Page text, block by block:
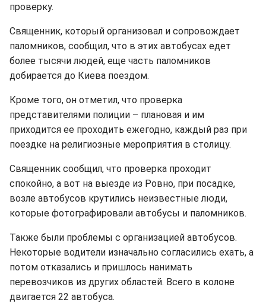
проверку.
Священник, который организовал и сопровождает
паломников, сообщил, что в этих автобусах едет
более тысячи людей, еще часть паломников
добирается до Киева поездом.
Кроме того, он отметил, что проверка
представителями полиции – плановая и им
приходится ее проходить ежегодно, каждый раз при
поездке на религиозные мероприятия в столицу.
Священник сообщил, что проверка проходит
спокойно, а вот на выезде из Ровно, при посадке,
возле автобусов крутились неизвестные люди,
которые фотографировали автобусы и паломников.
Также были проблемы с организацией автобусов.
Некоторые водители изначально согласились ехать, а
потом отказались и пришлось нанимать
перевозчиков из других областей. Всего в колоне
двигается 22 автобуса.